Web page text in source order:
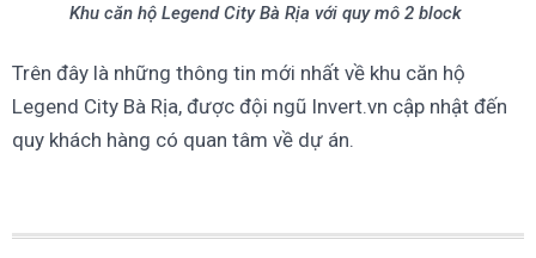
Khu căn hộ Legend City Bà Rịa với quy mô 2 block
Trên đây là những thông tin mới nhất về khu căn hộ
Legend City Bà Rịa, được đội ngũ Invert.vn cập nhật đến
quy khách hàng có quan tâm về dự án.